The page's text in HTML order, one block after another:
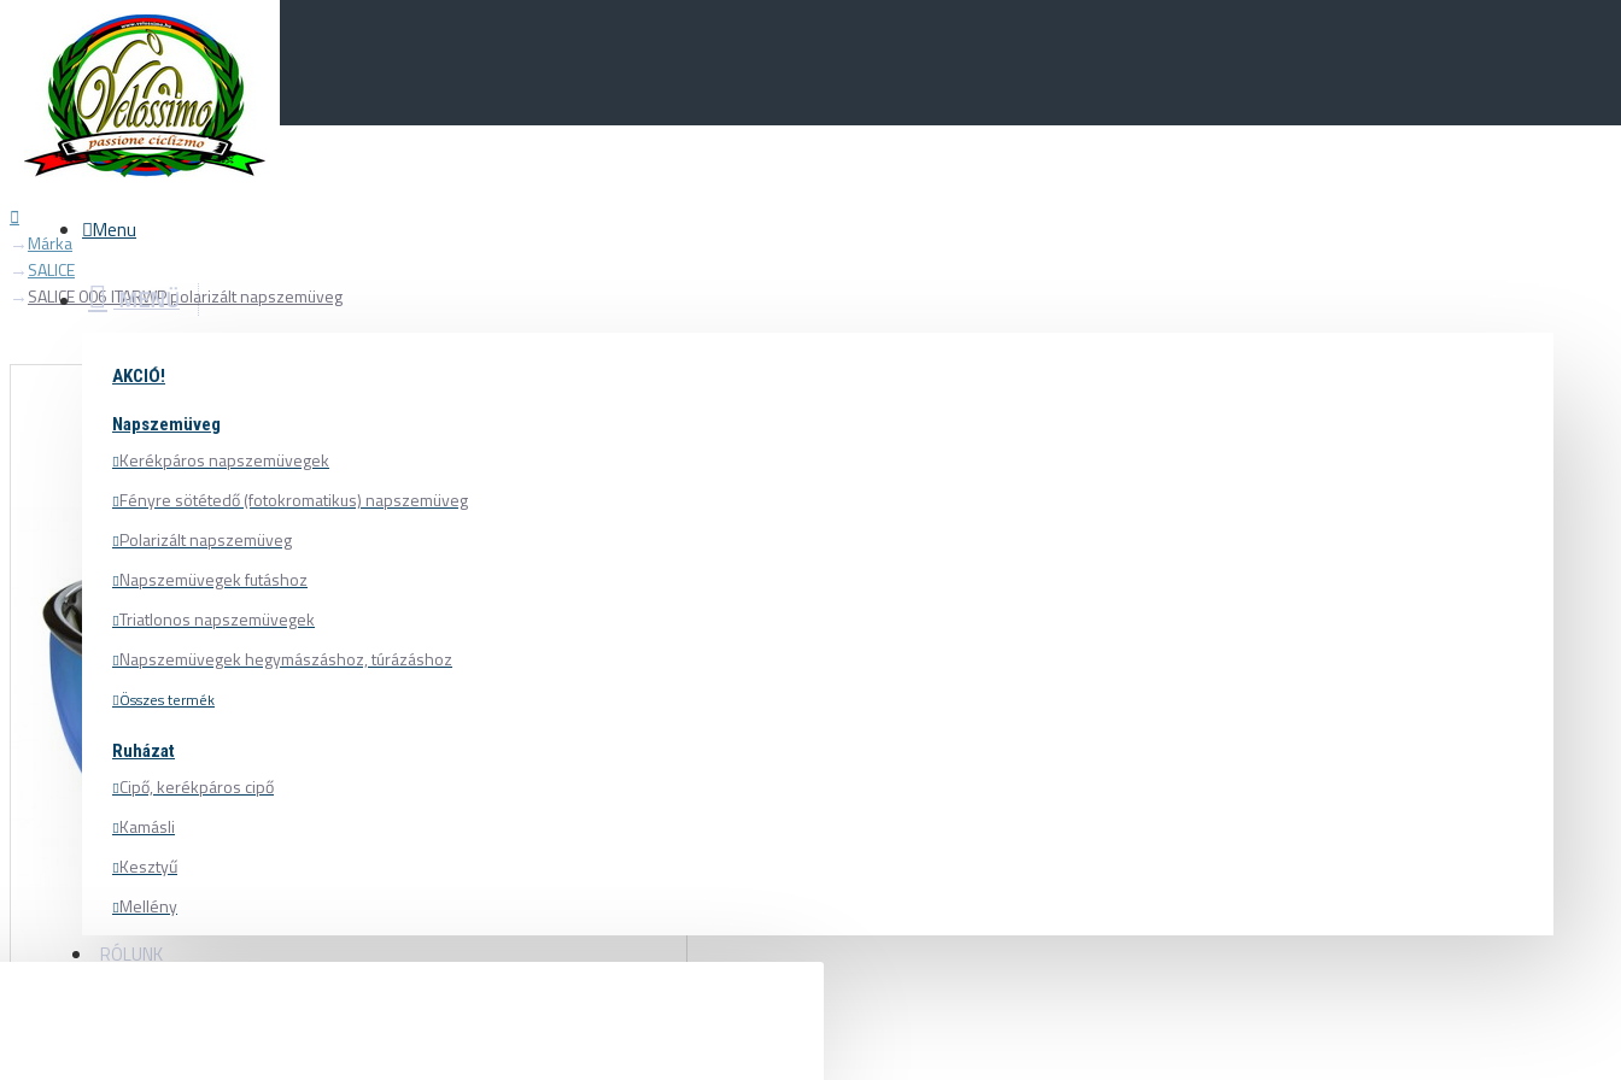
Menu
Your Cart
Menu
MENÜ
AKCIÓ!
Napszemüveg
Kerékpáros napszemüvegek
Fényre sötétedő (fotokromatikus) napszemüveg
Polarizált napszemüveg
Napszemüvegek futáshoz
Triatlonos napszemüvegek
Napszemüvegek hegymászáshoz, túrázáshoz
Összes termék
Ruházat
Cipő, kerékpáros cipő
Kamásli
Kesztyű
Mellény
Mez
RÓLUNK
Márka
SALICE
SALICE 006 ITARWP polarizált napszemüveg